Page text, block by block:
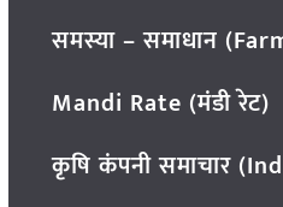
समस्या – समाधान
Mandi Rate (मंडी रेट)
कृषि कंपनी समाचार